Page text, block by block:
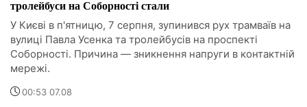
тролейбуси на Соборності стали
У Києві в п'ятницю, 7 серпня, зупинився рух трамваїв на
вулиці Павла Усенка та тролейбусів на проспекті
Соборності. Причина — зникнення напруги в контактній
мережі.
00:53 07.08